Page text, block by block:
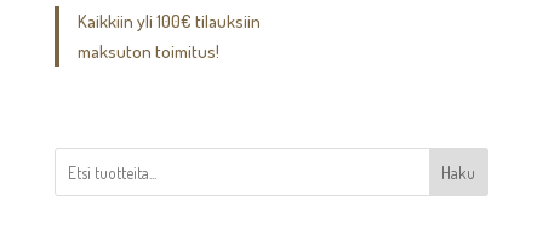
Kaikkiin yli 100€ tilauksiin
maksuton toimitus!
Haku